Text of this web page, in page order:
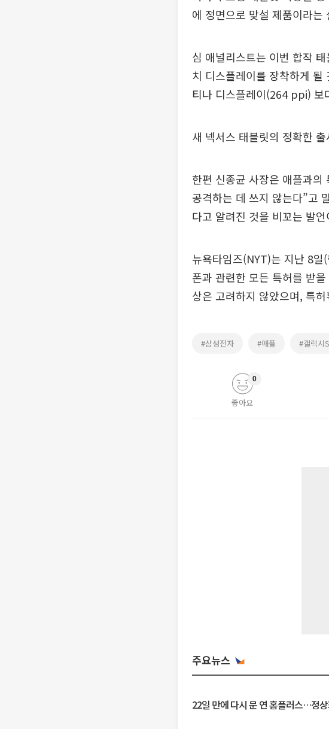
에 정면으로 맞설 제품이라는
심 애널리스트는 이번 합작
치 디스플레이를 장착하게
티나 디스플레이(264 ppi) 보
새 넥서스 태블릿의 정확한
한편 신종균 사장은 애플과
공격하는 데 쓰지 않는다”고
다고 알려진 것을 비꼬는 발언
뉴욕타임즈(NYT)는 지난 8일
폰과 관련한 모든 특허를 받
상은 고려하지 않았으며, 특
#삼성전자 #애플 #갤럭시
좋아요
0
주요뉴스
22일 만에 다시 문 연 홈플러스…정